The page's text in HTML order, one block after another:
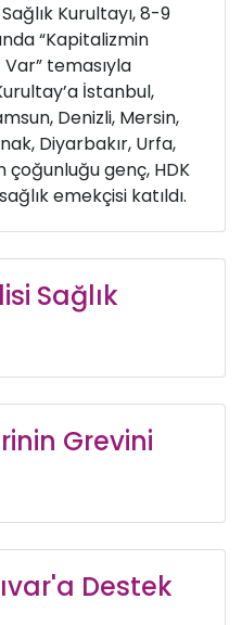
Kurultayı, 8-9
“Kapitalizmin
temasıyla
İstanbul,
Denizli, Mersin,
Diyarbakır, Urfa,
genç, HDK
emekçisi katıldı.
Sağlık
Grevini
Destek